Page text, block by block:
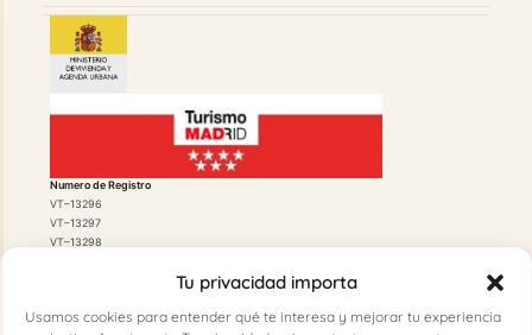
Tu privacidad importa
Usamos cookies para entender qué te interesa y mejorar tu experiencia
Numero de Registro
VT–13296
VT–13297
VT–13298